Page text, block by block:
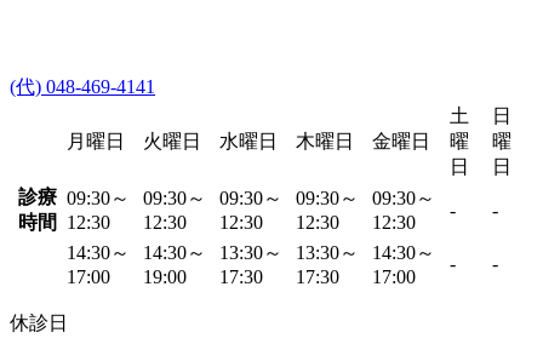
(代) 048-469-4141
月曜日 火曜日 水曜日 木曜日 金曜日
土
曜
日
日
曜
日
診療
時間
09:30～
12:30
09:30～
12:30
09:30～
12:30
09:30～
12:30
09:30～
12:30
- -
14:30～
17:00
14:30～
19:00
13:30～
17:30
13:30～
17:30
14:30～
17:00
- -
休診日